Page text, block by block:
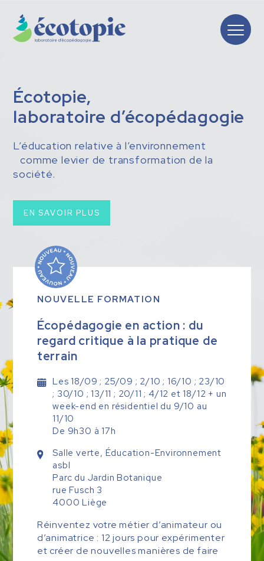
Écotopie,
laboratoire d’écopédagogie
L’éducation relative à l’environnement
comme levier de transformation de la
société.
EN SAVOIR PLUS
NOUVELLE FORMATION
Écopédagogie en action : du
regard critique à la pratique de
terrain
Les 18/09 ; 25/09 ; 2/10 ; 16/10 ; 23/10
; 30/10 ; 13/11 ; 20/11 ; 4/12 et 18/12 + un
week-end en résidentiel du 9/10 au
11/10
De 9h30 à 17h
Salle verte, Éducation-Environnement
asbl
Parc du Jardin Botanique
rue Fusch 3
4000 Liège
Réinventez votre métier d’animateur ou
d’animatrice : 12 jours pour expérimenter
et créer de nouvelles manières de faire